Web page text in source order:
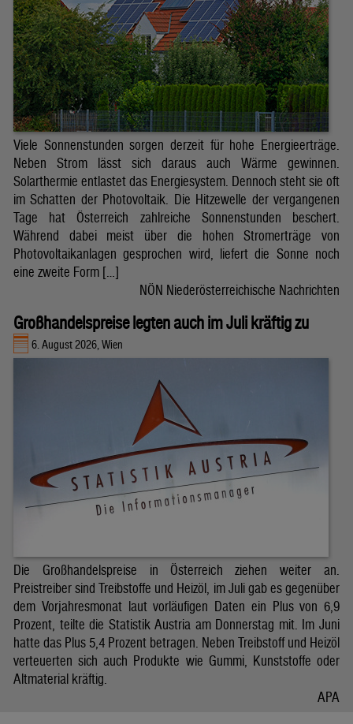
Viele Sonnenstunden sorgen derzeit für hohe Energieerträge.
Neben Strom lässt sich daraus auch Wärme gewinnen.
Solarthermie entlastet das Energiesystem. Dennoch steht sie oft
im Schatten der Photovoltaik. Die Hitzewelle der vergangenen
Tage hat Österreich zahlreiche Sonnenstunden beschert.
Während dabei meist über die hohen Stromerträge von
Photovoltaikanlagen gesprochen wird, liefert die Sonne noch
eine zweite Form […]
NÖN Niederösterreichische Nachrichten
Großhandelspreise legten auch im Juli kräftig zu
6. August 2026, Wien
Die Großhandelspreise in Österreich ziehen weiter an.
Preistreiber sind Treibstoffe und Heizöl, im Juli gab es gegenüber
dem Vorjahresmonat laut vorläufigen Daten ein Plus von 6,9
Prozent, teilte die Statistik Austria am Donnerstag mit. Im Juni
hatte das Plus 5,4 Prozent betragen. Neben Treibstoff und Heizöl
verteuerten sich auch Produkte wie Gummi, Kunststoffe oder
Altmaterial kräftig.
APA